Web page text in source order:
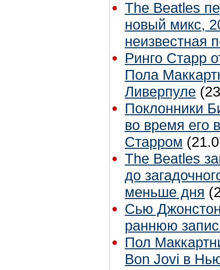
The Beatles
новый микс,
неизвестная
Ринго Старр
Пола
Ливерпуле
Поклонники
во время его
Старром
The Beatles
до
меньше дня
Сью
раннюю
Пол
Bon Jovi в